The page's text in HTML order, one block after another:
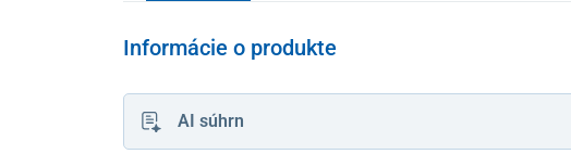
Informácie o produkte
AI súhrn